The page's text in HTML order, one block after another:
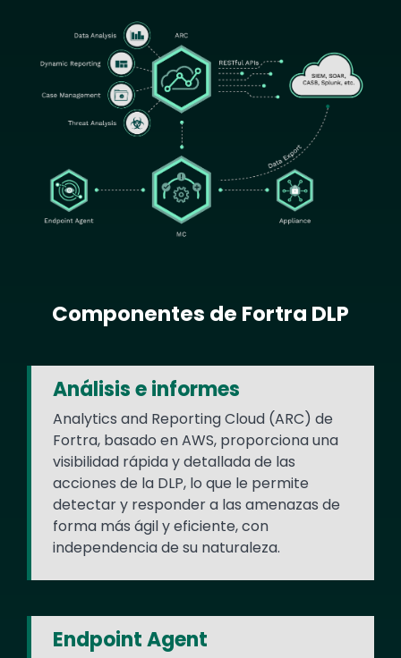
TextComponentes de Fortra DLP
Análisis e informes
Analytics and Reporting Cloud (ARC) de
Fortra, basado en AWS, proporciona una
visibilidad rápida y detallada de las
acciones de la DLP, lo que le permite
detectar y responder a las amenazas de
forma más ágil y eficiente, con
independencia de su naturaleza.
Endpoint Agent